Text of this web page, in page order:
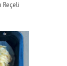
Reçeli